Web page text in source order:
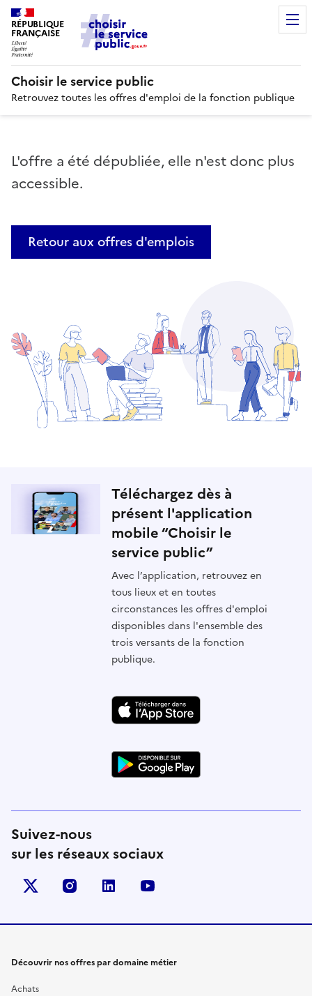
RÉPUBLIQUE
FRANÇAISE
Choisir le service public
Retrouvez toutes les offres d'emploi de la fonction publique
L'offre a été dépubliée, elle n'est donc plus
accessible.
Retour aux offres d'emplois
Téléchargez dès à
présent l'application
mobile “Choisir le
service public”
Avec l’application, retrouvez en
tous lieux et en toutes
circonstances les offres d'emploi
disponibles dans l'ensemble des
trois versants de la fonction
publique.
Suivez-nous
sur les réseaux sociaux
X (anciennement Twitter)
instagramlinkedin
Découvrir nos offres par domaine métier
Achats